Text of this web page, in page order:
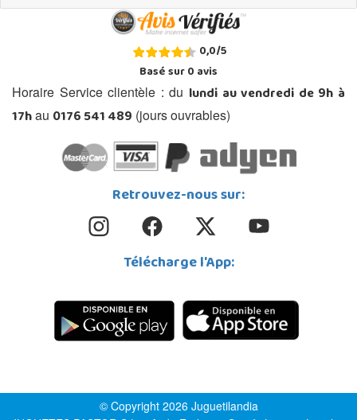
0,0/5
Basé sur0avis
Horaire Service clientèle : du lundi au vendredi de 9h à
17hau 0176 541 489 (jours ouvrables)
Retrouvez-nous sur:
Télécharge l'App:
© Copyright 2026 Juguetilandia